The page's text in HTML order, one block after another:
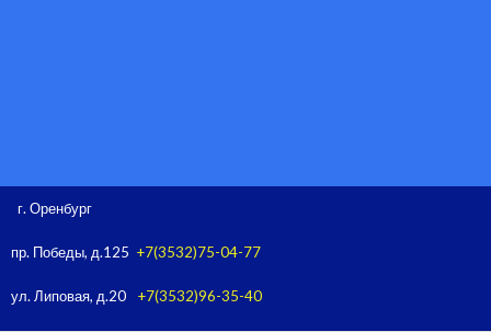
г. Оренбург
пр. Победы, д.125 +7(3532)75-04-77
ул. Липовая, д.20 +7(3532)96-35-40